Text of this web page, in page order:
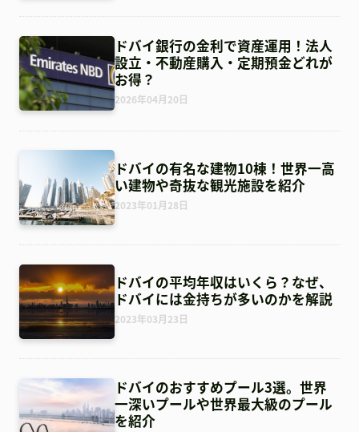
ドバイ銀行の金利で資産運用！法人
設立・不動産購入・定期預金どれが
お得？
2026年04月20日
ドバイの有名な建物10棟！世界一高
い建物や奇抜な観光施設を紹介
2023年01月28日
ドバイの平均年収はいくら？なぜ、
ドバイには金持ちが多いのかを解説
2023年03月23日
ドバイのおすすめプール3選。世界
一深いプールや世界最大級のプール
を紹介